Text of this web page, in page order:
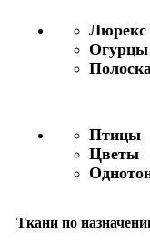
Люрекс
Огурцы
Полоска
Птицы
Цветы
Ткани по